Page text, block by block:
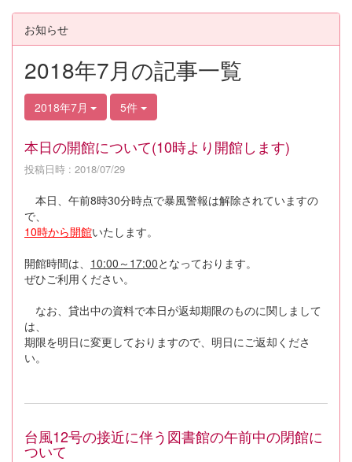
お知らせ
2018年7月の記事一覧
2018年7月 5件
本日の開館について(10時より開館します)
投稿日時 : 2018/07/29
本日、午前8時30分時点で暴風警報は解除されていますの
で、
10時から開館いたします。
開館時間は、 10:00～17:00となっております。
ぜひご利用ください。
なお、貸出中の資料で本日が返却期限のものに関しまして
は、
期限を明日に変更しておりますので、明日にご返却くださ
い。
台風12号の接近に伴う図書館の午前中の閉館に
ついて